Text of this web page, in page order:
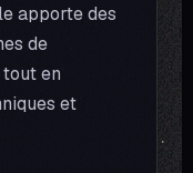
apporte des
de
en
et